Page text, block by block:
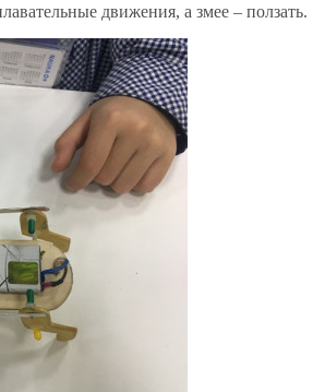
движения, а змее – ползать.